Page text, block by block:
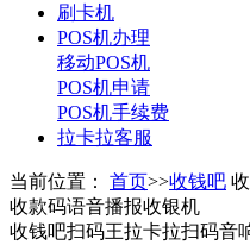
刷卡机
POS机办理
移动POS机
POS机申请
POS机手续费
拉卡拉客服
当前位置： 首页>>收钱吧
收款码语音播报收银机
收钱吧扫码王拉卡拉扫码音